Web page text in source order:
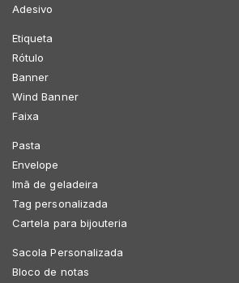
Adesivo
Etiqueta
Rótulo
Banner
Wind Banner
Faixa
Pasta
Envelope
Imã de geladeira
Tag personalizada
Cartela para bijouteria
Sacola Personalizada
Bloco de notas